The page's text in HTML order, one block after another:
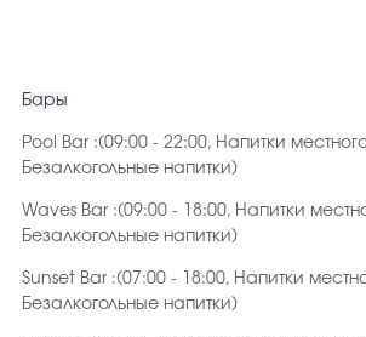
Бары
Pool Bar :(09:00 - 22:00, Напитки
Безалкогольные напитки)
Waves Bar :(09:00 - 18:00, Напитки
Безалкогольные напитки)
Sunset Bar :(07:00 - 18:00, Напитки
Безалкогольные напитки)